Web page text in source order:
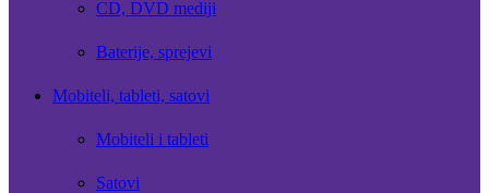
CD, DVD mediji
Baterije, sprejevi
Mobiteli, tableti, satovi
Mobiteli i tableti
Satovi